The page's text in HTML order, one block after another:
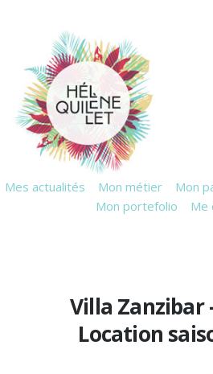
Mes actualités Mon métier Mon
Mon portefolio
Me
Villa Zanzibar
Location